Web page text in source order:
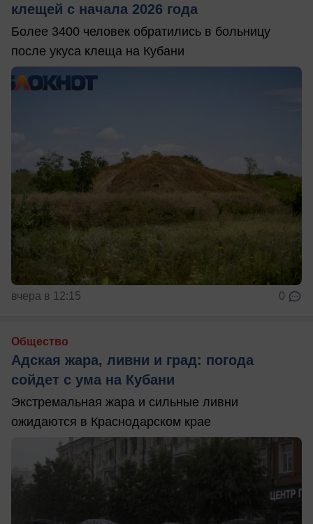
клещей с начала 2026 года
Более 3400 человек обратились в больницу
после укуса клеща на Кубани
вчера в 12:15 0
Общество
Адская жара, ливни и град: погода
сойдет с ума на Кубани
Экстремальная жара и сильные ливни
ожидаются в Краснодарском крае